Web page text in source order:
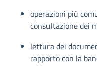
operazioni più
consultazione dei
lettura dei
rapporto con la